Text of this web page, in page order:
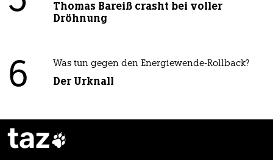
Thomas Bareiß crasht bei voller
Dröhnung
6 Was tun gegen den Energiewende-Rollback?
Der Urknall
taz